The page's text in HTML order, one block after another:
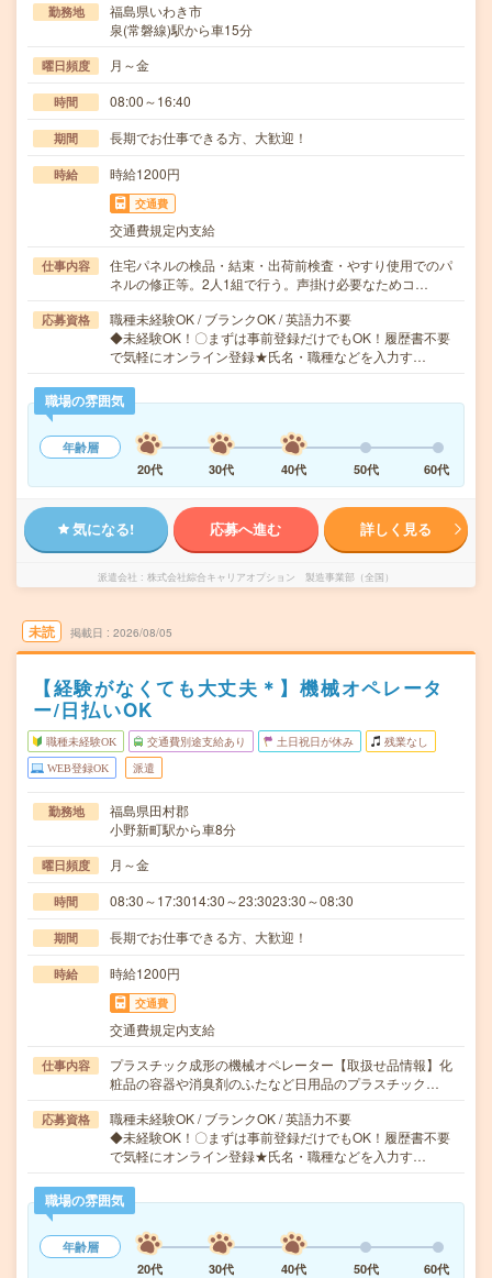
勤務地
福島県いわき市
泉(常磐線)駅から車15分
曜日頻度 月～金
時間 08:00～16:40
期間 長期でお仕事できる方、大歓迎！
時給 時給1200円
交通費
交通費規定内支給
仕事内容
住宅パネルの検品・結束・出荷前検査・やすり使用でのパ
ネルの修正等。2人1組で行う。声掛け必要なためコ…
応募資格
職種未経験OK / ブランクOK / 英語力不要
◆未経験OK！〇まずは事前登録だけでもOK！履歴書不要
で気軽にオンライン登録★氏名・職種などを入力す…
職場の雰囲気
年齢層
20代
30代 40代 50代 60代
気になる! 応募へ進む 詳しく見る
派遣会社 株式会社綜合キャリアオプション 製造事業部（全国）
未読 掲載日 2026/08/05
【経験がなくても大丈夫＊】機械オペレータ
ー/日払いOK
職種未経験OK 交通費別途支給あり 土日祝日が休み 残業なし
WEB登録OK 派遣
勤務地
福島県田村郡
小野新町駅から車8分
曜日頻度 月～金
時間 08:30～17:3014:30～23:3023:30～08:30
期間 長期でお仕事できる方、大歓迎！
時給 時給1200円
交通費
交通費規定内支給
仕事内容
プラスチック成形の機械オペレーター【取扱せ品情報】化
粧品の容器や消臭剤のふたなど日用品のプラスチック…
応募資格
職種未経験OK / ブランクOK / 英語力不要
◆未経験OK！〇まずは事前登録だけでもOK！履歴書不要
で気軽にオンライン登録★氏名・職種などを入力す…
職場の雰囲気
年齢層
20代
30代 40代 50代 60代